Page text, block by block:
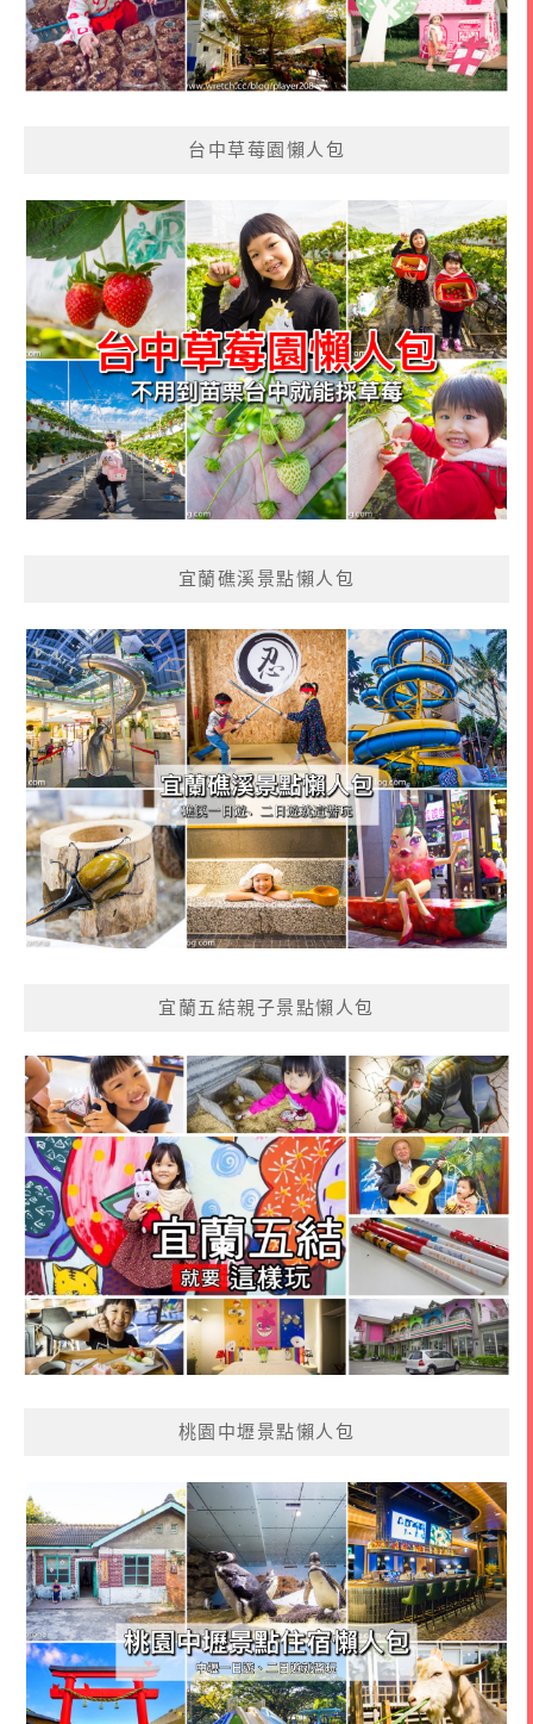
台中草莓園懶人包
宜蘭礁溪景點懶人包
宜蘭五結親子景點懶人包
桃園中壢景點懶人包